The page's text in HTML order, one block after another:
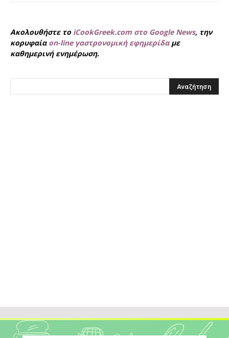
Ακολουθήστε το iCookGreek.com στο Google News, την
κορυφαία on-line γαστρονομική εφημερίδαμε
καθημερινή ενημέρωση.